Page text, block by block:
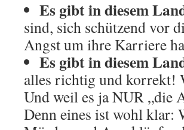
Es gibt in diesem
sind, sich schützend vor
Angst um ihre Karriere
Es gibt in diesem
alles richtig und korrekt!
Und weil es ja NUR „die
Denn eines ist wohl klar: